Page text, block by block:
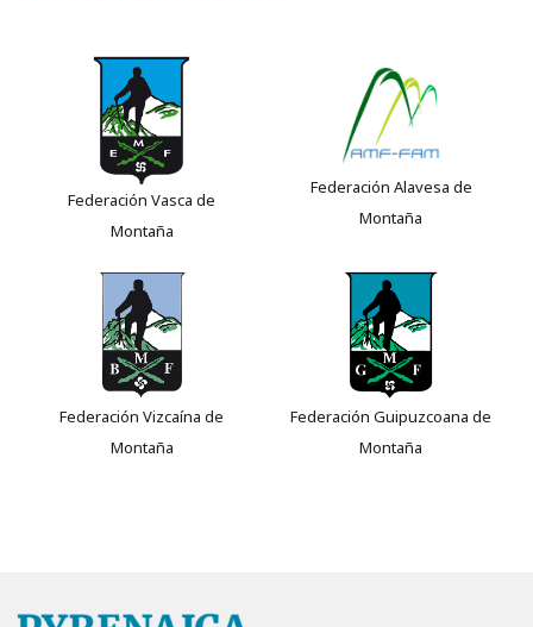
Federación Vasca de
Montaña
Federación Alavesa de
Montaña
Federación Vizcaína de
Montaña
Federación Guipuzcoana de
Montaña